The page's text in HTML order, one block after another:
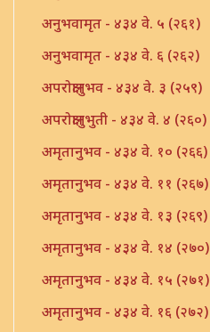
अनुभवामृत - ४३४ वे. ५ (२६१)
अनुभवामृत - ४३४ वे. ६ (२६२)
अपरोक्षानुभव - ४३४ वे. ३ (२५९)
अपरोक्षानुभुती - ४३४ वे. ४ (२६०)
अमृतानुभव - ४३४ वे. १० (२६६)
अमृतानुभव - ४३४ वे. ११ (२६७)
अमृतानुभव - ४३४ वे. १३ (२६९)
अमृतानुभव - ४३४ वे. १४ (२७०)
अमृतानुभव - ४३४ वे. १५ (२७१)
अमृतानुभव - ४३४ वे. १६ (२७२)